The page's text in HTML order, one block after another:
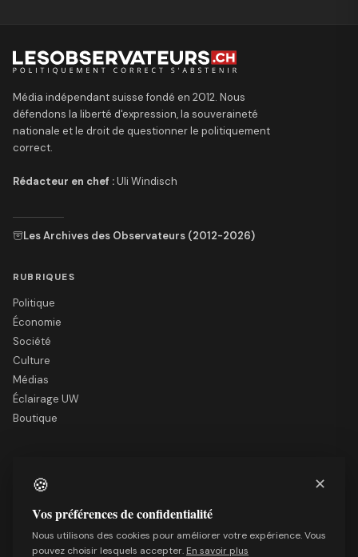
Média indépendant suisse fondé en 2012. Nous
défendons la liberté d'expression, la souveraineté
nationale et le droit de questionner le politiquement
correct.
Rédacteur en chef :Uli Windisch
Les Archives des Observateurs (2012-2026)
RUBRIQUES
Politique
Économie
Société
Culture
Médias
Éclairage UW
Boutique
Nous soutenir
Qui sommes-nous
🍪 ✕
Vos préférences de confidentialité
Nous utilisons des cookies pour améliorer votre expérience. Vous
pouvez choisir lesquels accepter. En savoir plus